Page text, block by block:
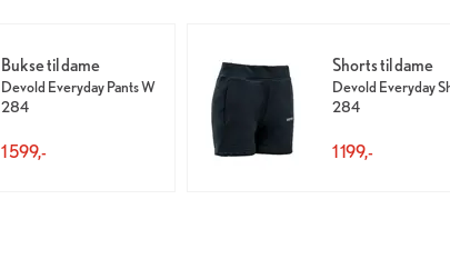
Bukse til dame
Devold Everyday Pants W
284
1 599,-
Shorts til dame
Devold Everyday
284
1 199,-